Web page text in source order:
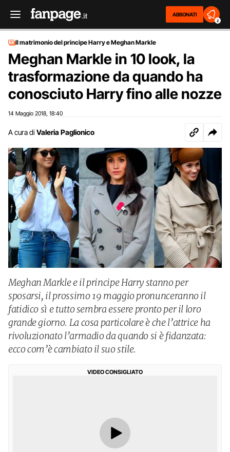
ABBONATI
2
Il matrimonio del principe Harry e Meghan Markle
Meghan Markle in 10 look, la
trasformazione da quando ha
conosciuto Harry fino alle nozze
14 Maggio 2018 18:40
A cura di Valeria Paglionico
Meghan Markle e il principe Harry stanno per
sposarsi, il prossimo 19 maggio pronunceranno il
fatidico sì e tutto sembra essere pronto per il loro
grande giorno. La cosa particolare è che l’attrice ha
rivoluzionato l’armadio da quando si è fidanzata:
ecco com’è cambiato il suo stile.
VIDEO CONSIGLIATO